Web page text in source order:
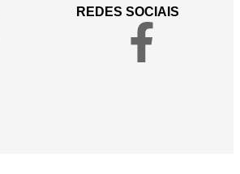
REDES SOCIAIS